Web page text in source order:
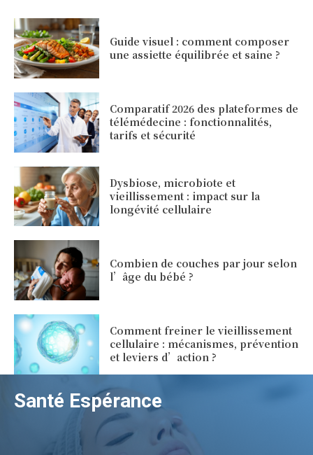
Guide visuel : comment composer
une assiette équilibrée et saine ?
Comparatif 2026 des plateformes de
télémédecine : fonctionnalités,
tarifs et sécurité
Dysbiose, microbiote et
vieillissement : impact sur la
longévité cellulaire
Combien de couches par jour selon
l’âge du bébé ?
Comment freiner le vieillissement
cellulaire : mécanismes, prévention
et leviers d’action ?
Santé Espérance